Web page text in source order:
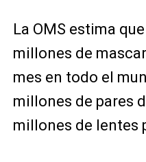
La OMS estima
millones de
mes en todo el
millones de pares
millones de lentes